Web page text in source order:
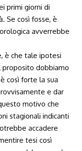
primi giorni di
Se così fosse, è
avverrebbe
è che tale ipotesi
dobbiamo
così forte la sua
e dar
motivo che
stagionali indicanti
accadere
tesi così